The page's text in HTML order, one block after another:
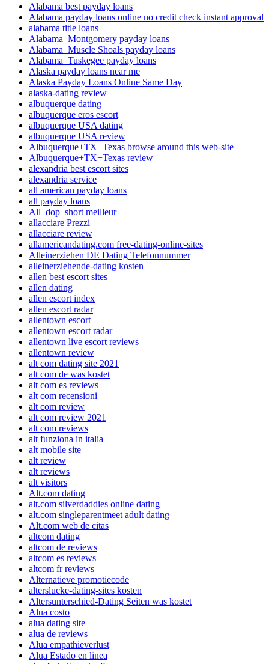
Alabama best payday loans
Alabama payday loans online no credit check instant approval
alabama title loans
Alabama_Montgomery payday loans
Alabama_Muscle Shoals payday loans
Alabama_Tuskegee payday loans
Alaska payday loans near me
Alaska Payday Loans Online Same Day
alaska-dating review
albuquerque dating
albuquerque eros escort
albuquerque USA dating
albuquerque USA review
Albuquerque+TX+Texas browse around this web-site
Albuquerque+TX+Texas review
alexandria best escort sites
alexandria service
all american payday loans
all payday loans
All_dop_short meilleur
allacciare Prezzi
allacciare review
allamericandating.com free-dating-online-sites
Alleinerziehen DE Dating Telefonnummer
alleinerziehende-dating kosten
allen best escort sites
allen dating
allen escort index
allen escort radar
allentown escort
allentown escort radar
allentown live escort reviews
allentown review
alt com dating site 2021
alt com de was kostet
alt com es reviews
alt com recensioni
alt com review
alt com review 2021
alt com reviews
alt funziona in italia
alt mobile site
alt review
alt reviews
alt visitors
Alt.com dating
alt.com silverdaddies online dating
alt.com singleparentmeet adult dating
Alt.com web de citas
altcom dating
altcom de reviews
altcom es reviews
altcom fr reviews
Alternatieve promotiecode
alterslucke-dating-sites kosten
Altersunterschied-Dating Seiten was kostet
Alua costo
alua dating site
alua de reviews
Alua empathieverlust
Alua Estado en linea